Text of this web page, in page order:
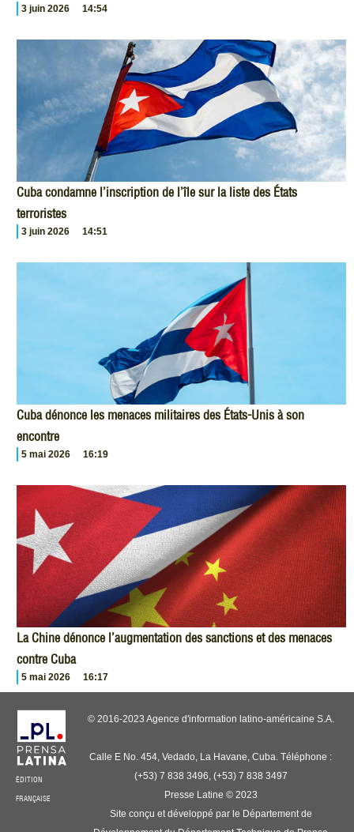
3 juin 2026 14:54
Cuba condamne l’inscription de l’île sur la liste des États
terroristes
3 juin 2026 14:51
Cuba dénonce les menaces militaires des États-Unis à son
encontre
5 mai 2026 16:19
La Chine dénonce l’augmentation des sanctions et des menaces
contre Cuba
5 mai 2026 16:17
ÉDITION
FRANÇAISE
© 2016-2023 Agence d'information latino-américaine S.A.
Calle E No. 454, Vedado, La Havane, Cuba. Téléphone :
(+53) 7 838 3496, (+53) 7 838 3497
Presse Latine © 2023
Site conçu et développé par le Département de